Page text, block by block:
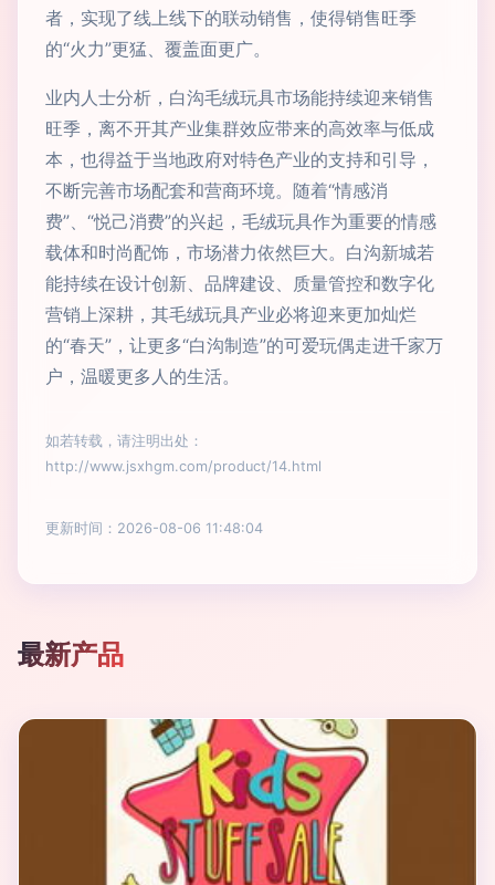
者，实现了线上线下的联动销售，使得销售旺季
的“火力”更猛、覆盖面更广。
业内人士分析，白沟毛绒玩具市场能持续迎来销售
旺季，离不开其产业集群效应带来的高效率与低成
本，也得益于当地政府对特色产业的支持和引导，
不断完善市场配套和营商环境。随着“情感消
费”、“悦己消费”的兴起，毛绒玩具作为重要的情感
载体和时尚配饰，市场潜力依然巨大。白沟新城若
能持续在设计创新、品牌建设、质量管控和数字化
营销上深耕，其毛绒玩具产业必将迎来更加灿烂
的“春天”，让更多“白沟制造”的可爱玩偶走进千家万
户，温暖更多人的生活。
如若转载，请注明出处：
http://www.jsxhgm.com/product/14.html
更新时间：2026-08-06 11:48:04
最新产品